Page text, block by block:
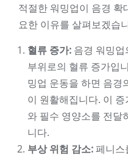
적절한 워밍업이 음경 확
요한 이유를 살펴보겠습
혈류 증가: 음경 워밍
부위로의 혈류 증가입
밍업 운동을 하면 음경
이 원활해집니다. 이
와 필수 영양소를 전달
니다.
부상 위험 감소:페니스